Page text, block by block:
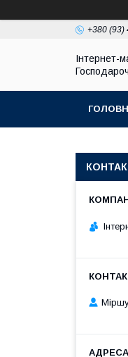
+380 (93)
Інтернет-